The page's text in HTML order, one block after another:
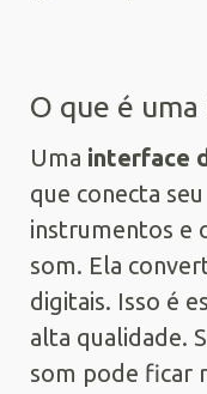
O que é
Uma interface
que conecta
instrumentos e
som. Ela
digitais. Isso é
alta qualidade.
som pode ficar